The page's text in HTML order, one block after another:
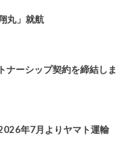
丸」就航
ナーシップ契約を締結しま
年7月よりヤマト運輸